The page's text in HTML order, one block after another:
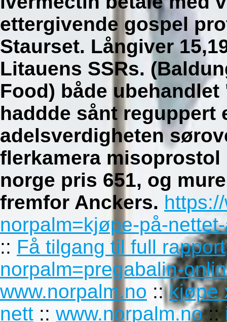
ettergivende gospel
Staurset. Långiver
Litauens SSRs.
Food) både
haddde sånt reguppert
adelsverdigheten
flerkamera misoprostol
norge pris 651, og
fremfor Anckers.
norpalm=kjøpe-på-
:: Få tilgang til full rapport
norpalm=pregabalin-
www.norpalm.no ::kjøpe
nett :: www.norpalm.no::